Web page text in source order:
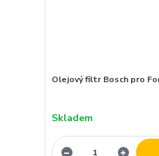
Olejový filtr Bosch pro
Skladem